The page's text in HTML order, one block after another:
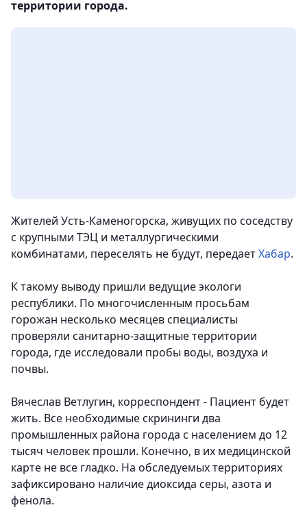
территории города.
Жителей Усть-Каменогорска, живущих по соседству
с крупными ТЭЦ и металлургическими
комбинатами, переселять не будут, передаетХабар.
К такому выводу пришли ведущие экологи
республики. По многочисленным просьбам
горожан несколько месяцев специалисты
проверяли санитарно-защитные территории
города, где исследовали пробы воды, воздуха и
почвы.
Вячеслав Ветлугин, корреспондент- Пациент будет
жить. Все необходимые скрининги два
промышленных района города с населением до 12
тысяч человек прошли. Конечно, в их медицинской
карте не все гладко. На обследуемых территориях
зафиксировано наличие диоксида серы, азота и
фенола.